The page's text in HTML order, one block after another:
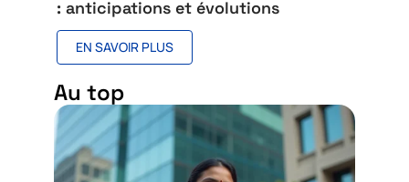
: anticipations et évolutions
EN SAVOIR PLUS
Au top